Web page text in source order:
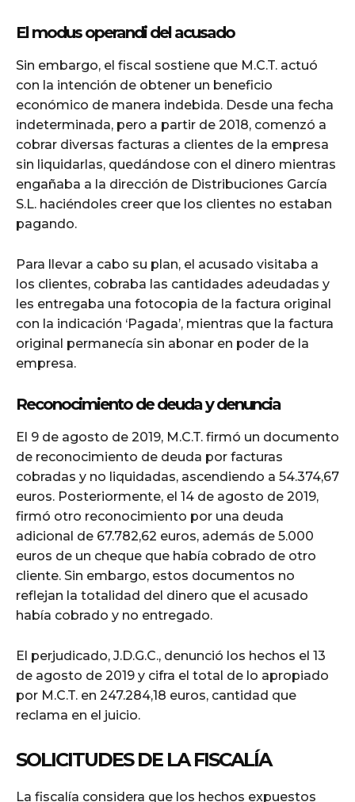
El modus operandi del acusado
Sin embargo, el fiscal sostiene que M.C.T. actuó
con la intención de obtener un beneficio
económico de manera indebida. Desde una fecha
indeterminada, pero a partir de 2018, comenzó a
cobrar diversas facturas a clientes de la empresa
sin liquidarlas, quedándose con el dinero mientras
engañaba a la dirección de Distribuciones García
S.L. haciéndoles creer que los clientes no estaban
pagando.
Para llevar a cabo su plan, el acusado visitaba a
los clientes, cobraba las cantidades adeudadas y
les entregaba una fotocopia de la factura original
con la indicación ‘Pagada’, mientras que la factura
original permanecía sin abonar en poder de la
empresa.
Reconocimiento de deuda y denuncia
El 9 de agosto de 2019, M.C.T. firmó un documento
de reconocimiento de deuda por facturas
cobradas y no liquidadas, ascendiendo a 54.374,67
euros. Posteriormente, el 14 de agosto de 2019,
firmó otro reconocimiento por una deuda
adicional de 67.782,62 euros, además de 5.000
euros de un cheque que había cobrado de otro
cliente. Sin embargo, estos documentos no
reflejan la totalidad del dinero que el acusado
había cobrado y no entregado.
El perjudicado, J.D.G.C., denunció los hechos el 13
de agosto de 2019 y cifra el total de lo apropiado
por M.C.T. en 247.284,18 euros, cantidad que
reclama en el juicio.
SOLICITUDES DE LA FISCALÍA
La fiscalía considera que los hechos expuestos